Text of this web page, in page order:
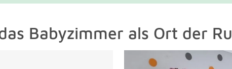
Babyzimmer als Ort der